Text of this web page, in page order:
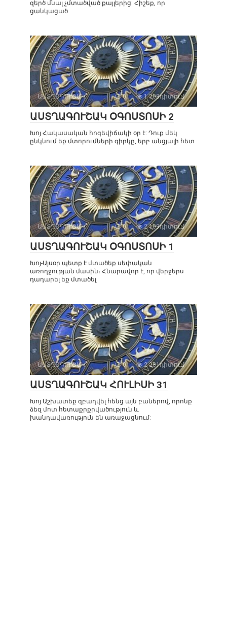
զերծ մնալ չմտածված քայլերից: Հիշեք, որ
ցանկացած
ԱՍՏՂԱԳՈՒՇԱԿ 0 1 708դիտում
ԱՍՏՂԱԳՈՒՇԱԿ ՕԳՈՍՏՈՍԻ 2
Խոյ Հակասական հոգեվիճակի օր է: Դուք մեկ
ընկնում եք մտորումների գիրկը, երբ անցյալի հետ
ԱՍՏՂԱԳՈՒՇԱԿ 0 2 109դիտում
ԱՍՏՂԱԳՈՒՇԱԿ ՕԳՈՍՏՈՍԻ 1
Խոյ-Այսօր պետք է մտածեք սեփական
առողջության մասին։ Հնարավոր է, որ վերջերս
դադարել եք մտածել
ԱՍՏՂԱԳՈՒՇԱԿ 0 2 281դիտում
ԱՍՏՂԱԳՈՒՇԱԿ ՀՈՒԼԻՍԻ 31
Խոյ Աշխատեք զբաղվել հենց այն բաներով, որոնք
ձեզ մոտ հետաքրքրվածություն և
խանդավառություն են առաջացնում: